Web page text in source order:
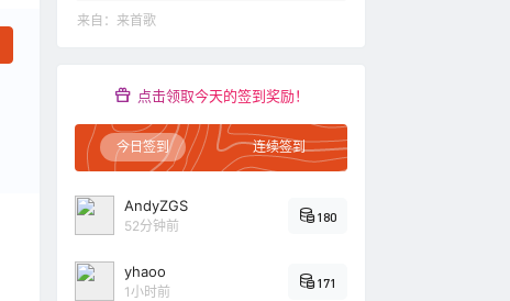
来自： 来首歌
点击领取今天的签到奖励！
今日签到 连续签到
AndyZGS
52分钟前
180
yhaoo
1小时前
171